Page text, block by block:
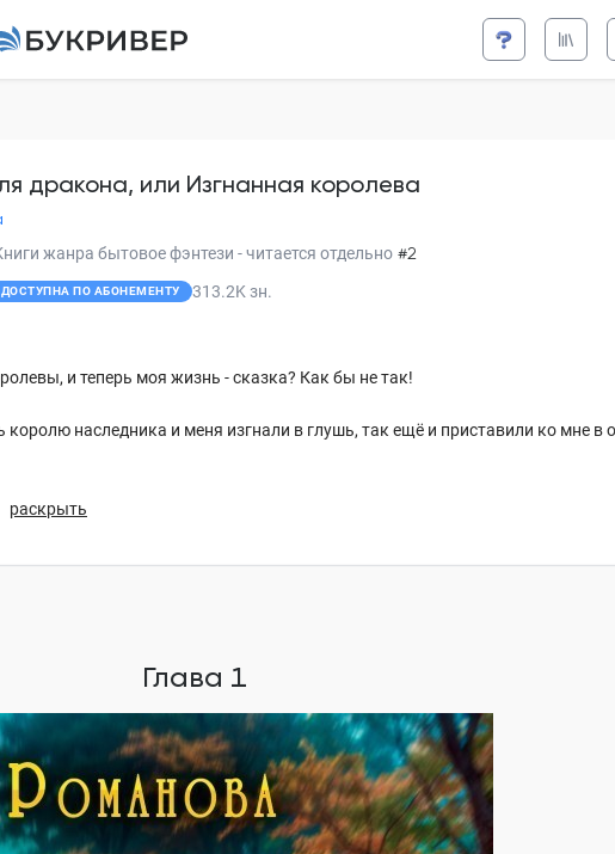
Глава 1
Глава 5
Глава 11
Глава 12
Глава 13
дракона, или Изгнанная королева
жанра бытовое фэнтези - читается отдельно #2
ДОСТУПНА ПО АБОНЕМЕНТУ 313.2K зн.
и теперь моя жизнь - сказка? Как бы не так!
королю наследника и меня изгнали в глушь, так ещё и приставили ко мне в
раскрыть
Глава 1